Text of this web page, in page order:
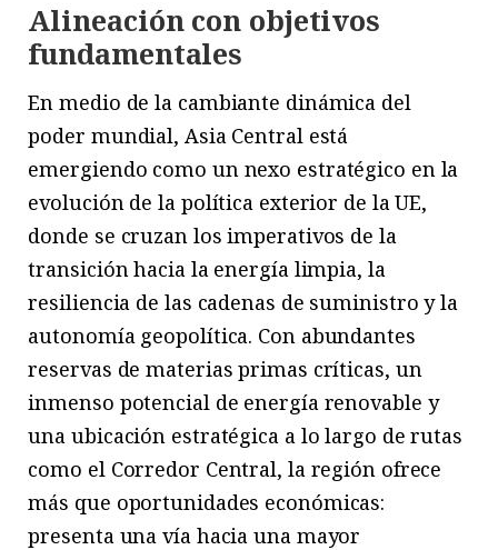
Alineación con objetivos
fundamentales
En medio de la cambiante dinámica del
poder mundial, Asia Central está
emergiendo como un nexo estratégico en la
evolución de la política exterior de la UE,
donde se cruzan los imperativos de la
transición hacia la energía limpia, la
resiliencia de las cadenas de suministro y la
autonomía geopolítica. Con abundantes
reservas de materias primas críticas, un
inmenso potencial de energía renovable y
una ubicación estratégica a lo largo de rutas
como el Corredor Central, la región ofrece
más que oportunidades económicas:
presenta una vía hacia una mayor